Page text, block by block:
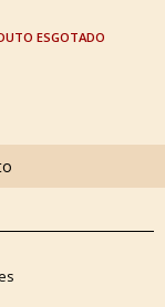
ESGOTADO